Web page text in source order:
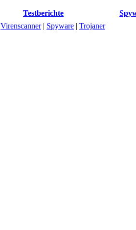
Testberichte
Virenscanner| Spyware | Trojaner